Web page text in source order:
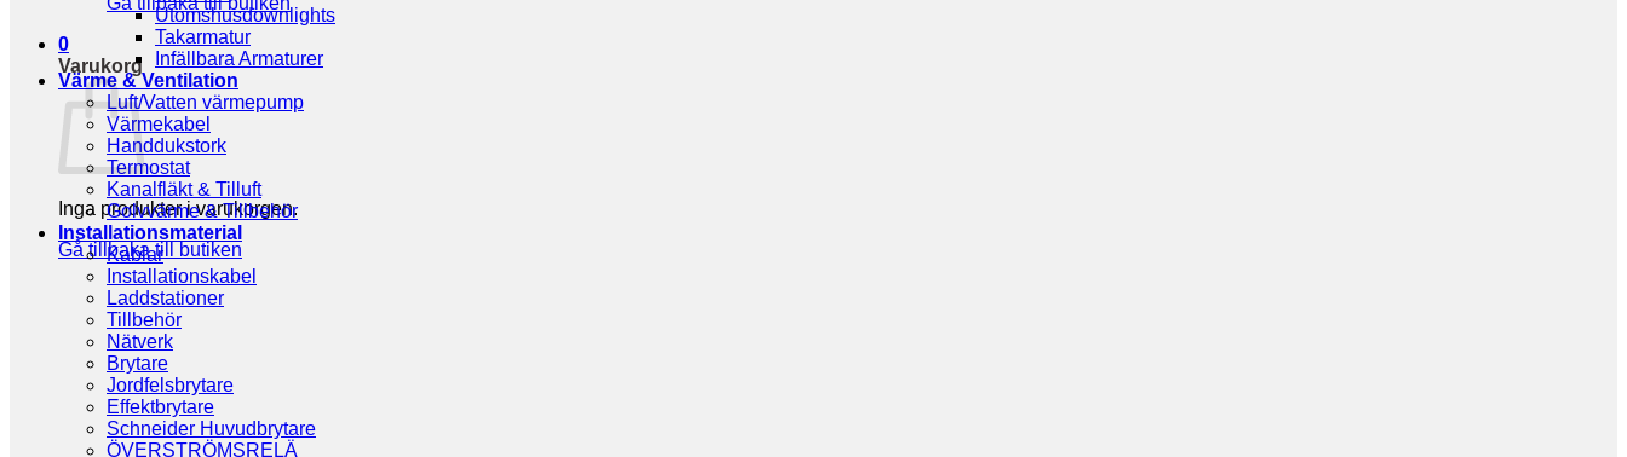
0
Varukorg
Inga produkter i varukorgen.
Gå tillbaka till butiken
Utomshusdownlights
Takarmatur
Infällbara Armaturer
Värme & Ventilation
Luft/Vatten värmepump
Värmekabel
Handdukstork
Termostat
Kanalfläkt & Tilluft
Golvvärme & Tillbehör
Installationsmaterial
Kablar
Installationskabel
Laddstationer
Tillbehör
Nätverk
Brytare
Jordfelsbrytare
Effektbrytare
Schneider Huvudbrytare
ÖVERSTRÖMSRELÄ